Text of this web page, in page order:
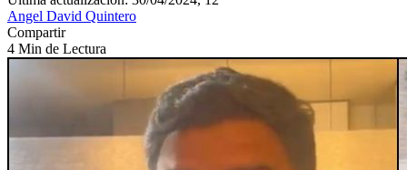
Angel David Quintero
Compartir
4 Min de Lectura